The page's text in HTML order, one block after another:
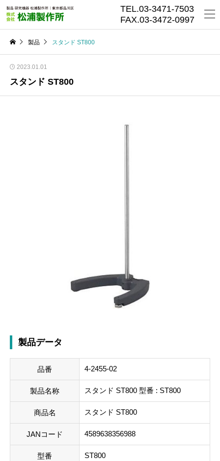
TEL.03-3471-7503
FAX.03-3472-0997
製品 スタンド ST800
2023.01.01
スタンド ST800
製品データ
品番 4-2455-02
製品名称 スタンド ST800 型番 : ST800
商品名 スタンド ST800
JANコード 4589638356988
型番 ST800